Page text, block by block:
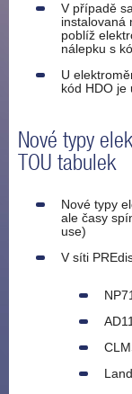
V případě
instalovaná
poblíž
nálepku s
U
kód HDO je
Nové typy
TOU tabulek
Nové typy
ale časy
use)
V síti